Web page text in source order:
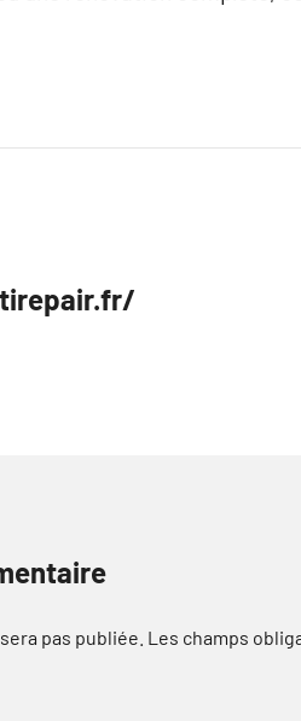
pas publiée. Les champs